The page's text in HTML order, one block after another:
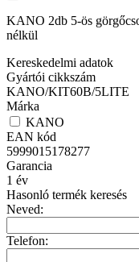
KANO 2db 5-ös
nélkül
Kereskedelmi adatok
Gyártói cikkszám
KANO/KIT60B/5LITE
Márka
KANO
EAN kód
5999015178277
Garancia
1 év
Hasonló termék keresés
Neved:
Telefon: